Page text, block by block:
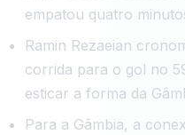
empatou quatro
Ramin Rezaeian
corrida para o gol no
esticar a forma da
Para a Gâmbia, a